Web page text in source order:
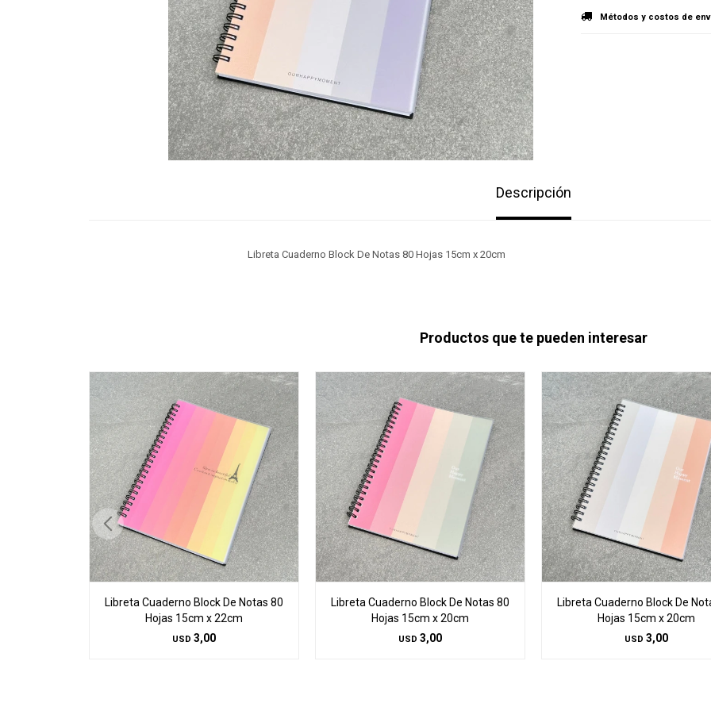
Métodos y costos de
Descripción
Libreta Cuaderno Block De Notas 80 Hojas 15cm x 20cm
Productos que te pueden interesar
Libreta Cuaderno Block De Notas 80
Hojas 15cm x 22cm
USD 3,00
Libreta Cuaderno Block De Notas 80
Hojas 15cm x 20cm
USD 3,00
Libreta Cuaderno Block De
Hojas 15cm x 20cm
USD 3,00